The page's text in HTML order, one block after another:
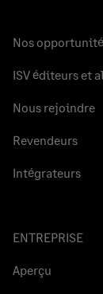
Nos
ISV éditeurs et
Nous rejoindre
Revendeurs
Intégrateurs
ENTREPRISE
Aperçu